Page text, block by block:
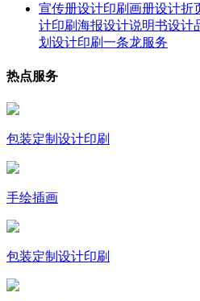
宣传册设计印刷画册设计折
计印刷海报设计说明书设计
划设计印刷一条龙服务
热点服务
包装定制设计印刷
手绘插画
包装定制设计印刷